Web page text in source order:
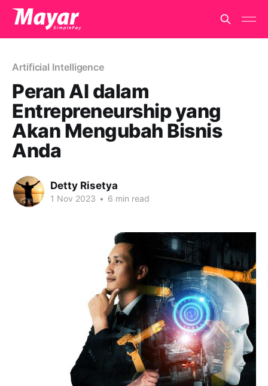
Artificial Intelligence
Peran AI dalam
Entrepreneurship yang
Akan Mengubah Bisnis
Anda
Detty Risetya
1 Nov 2023 • 6 min read